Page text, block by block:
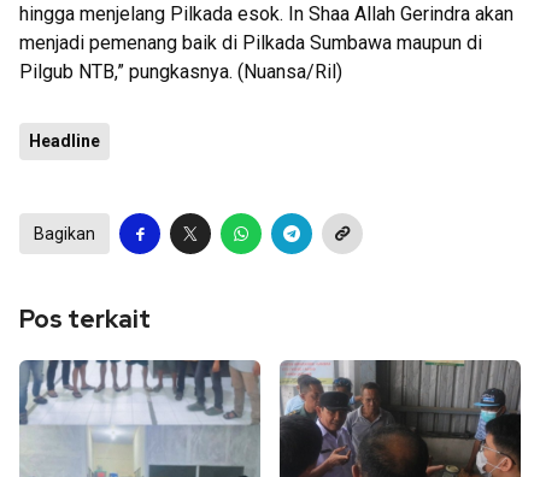
hingga menjelang Pilkada esok. In Shaa Allah Gerindra akan
menjadi pemenang baik di Pilkada Sumbawa maupun di
Pilgub NTB,” pungkasnya. (Nuansa/Ril)
Headline
Bagikan
Pos terkait